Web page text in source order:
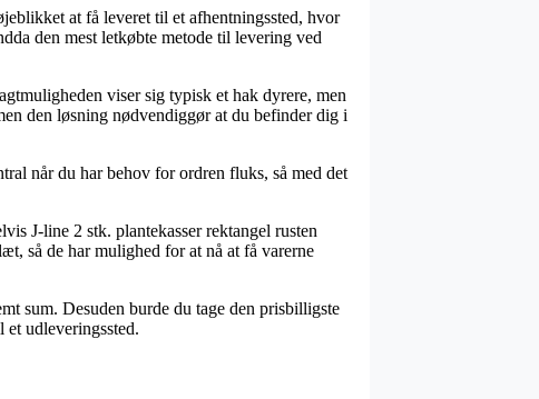
at få leveret til et afhentningssted, hvor
den mest letkøbte metode til levering ved
viser sig typisk et hak dyrere, men
den løsning nødvendiggør at du befinder dig i
når du har behov for ordren fluks, så med det
J-line 2 stk. plantekasser rektangel rusten
så de har mulighed for at nå at få varerne
sum. Desuden burde du tage den prisbilligste
udleveringssted.